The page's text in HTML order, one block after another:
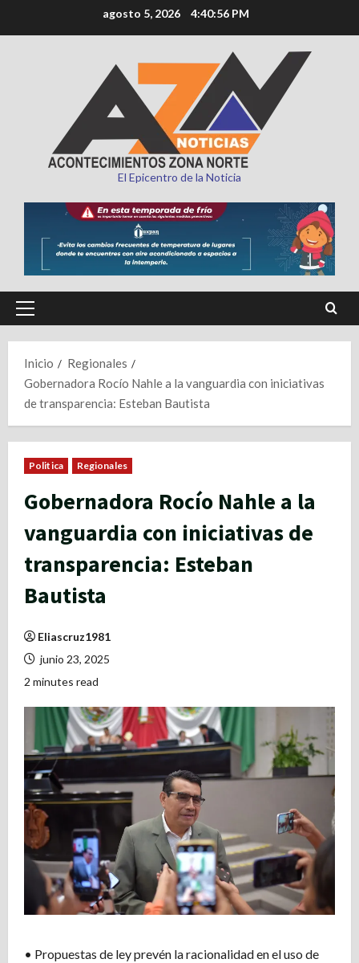
al
agosto 5, 2026 4:40:57 PM
El Epicentro de la Noticia
Menú
Inicio
Regionales
Gobernadora Rocío Nahle a la vanguardia con iniciativas
de transparencia: Esteban Bautista
Politica Regionales
Gobernadora Rocío Nahle a la
vanguardia con iniciativas de
transparencia: Esteban
Bautista
Eliascruz1981
junio 23, 2025
2 minutes read
• Propuestas de ley prevén la racionalidad en el uso de